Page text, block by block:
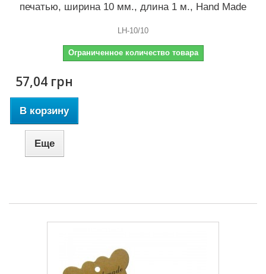
печатью, ширина 10 мм., длина 1 м., Hand Made
LH-10/10
Ограниченное количество товара
57,04 грн
В корзину
Еще